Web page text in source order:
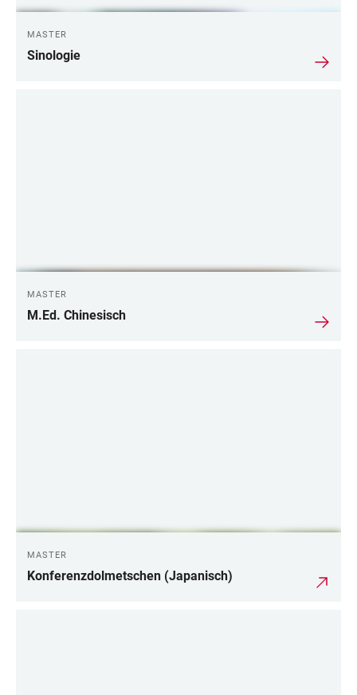
MASTER
Sinologie
MASTER
M.Ed. Chinesisch
MASTER
Konferenzdolmetschen (Japanisch)